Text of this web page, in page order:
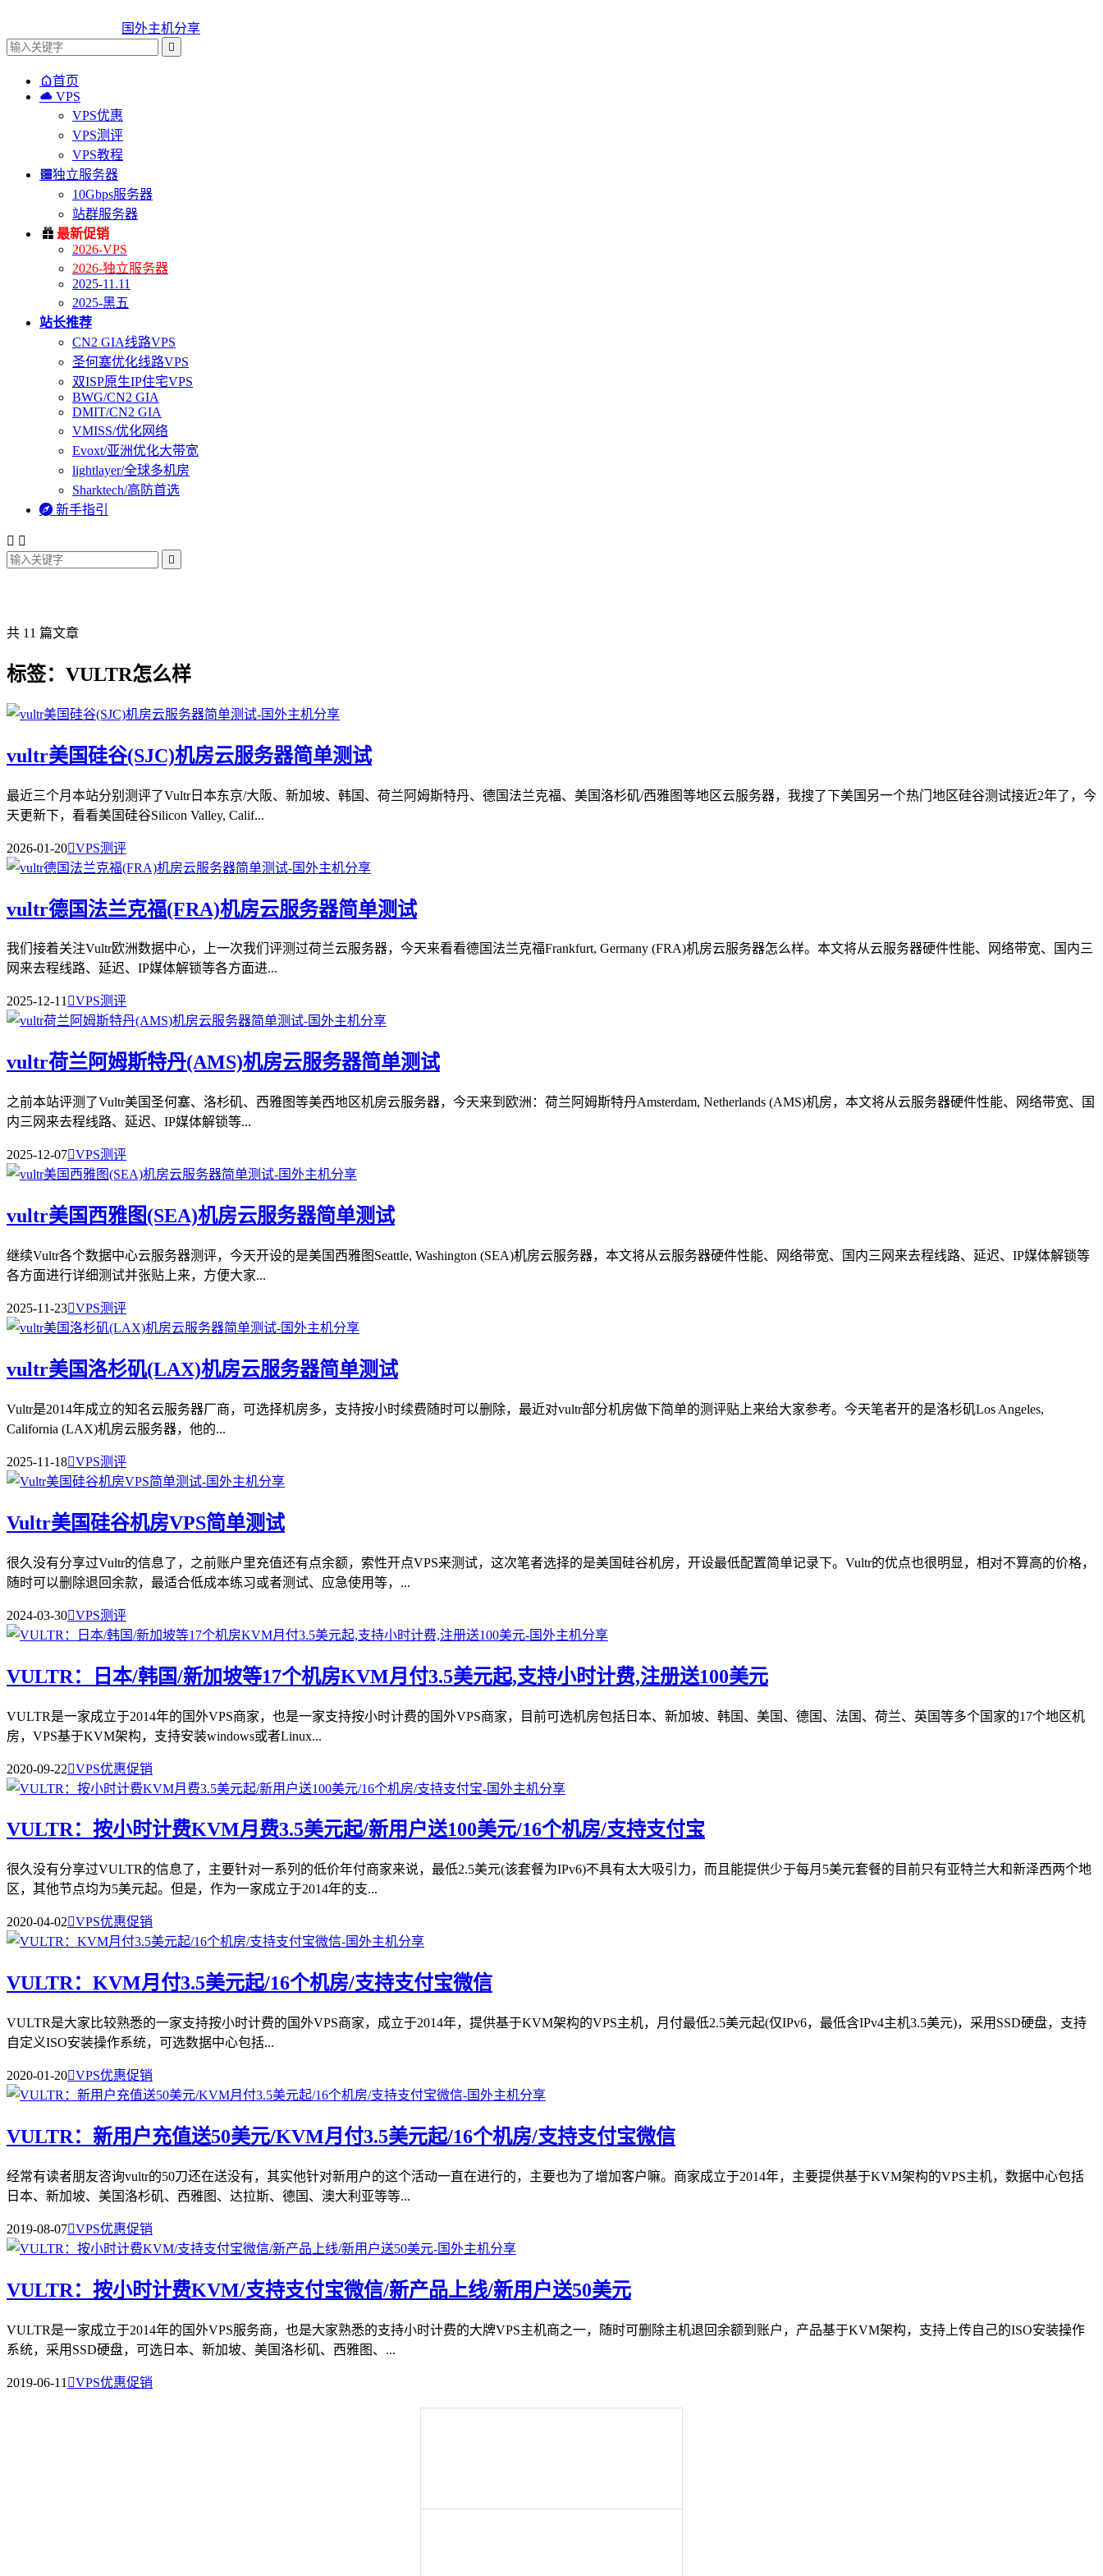
国外主机分享

首页
 VPS
VPS优惠
VPS测评
VPS教程
独立服务器
10Gbps服务器
站群服务器
 最新促销
2026-VPS
2026-独立服务器
2025-11.11
2025-黑五
站长推荐
CN2 GIA线路VPS
圣何塞优化线路VPS
双ISP原生IP住宅VPS
BWG/CN2 GIA
DMIT/CN2 GIA
VMISS/优化网络
Evoxt/亚洲优化大带宽
lightlayer/全球多机房
Sharktech/高防首选
 新手指引
 

共 11 篇文章
标签：VULTR怎么样
vultr美国硅谷(SJC)机房云服务器简单测试
最近三个月本站分别测评了Vultr日本东京/大阪、新加坡、韩国、荷兰阿姆斯特丹、德国法兰克福、美国洛杉矶/西雅图等地区云服务器，我搜了下美国另一个热门地区硅谷测试接近2年了，今
天更新下，看看美国硅谷Silicon Valley, Calif...
2026-01-20VPS测评
vultr德国法兰克福(FRA)机房云服务器简单测试
我们接着关注Vultr欧洲数据中心，上一次我们评测过荷兰云服务器，今天来看看德国法兰克福Frankfurt, Germany (FRA)机房云服务器怎么样。本文将从云服务器硬件性能、网络带宽、国内三
网来去程线路、延迟、IP媒体解锁等各方面进...
2025-12-11VPS测评
vultr荷兰阿姆斯特丹(AMS)机房云服务器简单测试
之前本站评测了Vultr美国圣何塞、洛杉矶、西雅图等美西地区机房云服务器，今天来到欧洲：荷兰阿姆斯特丹Amsterdam, Netherlands (AMS)机房，本文将从云服务器硬件性能、网络带宽、国
内三网来去程线路、延迟、IP媒体解锁等...
2025-12-07VPS测评
vultr美国西雅图(SEA)机房云服务器简单测试
继续Vultr各个数据中心云服务器测评，今天开设的是美国西雅图Seattle, Washington (SEA)机房云服务器，本文将从云服务器硬件性能、网络带宽、国内三网来去程线路、延迟、IP媒体解锁等
各方面进行详细测试并张贴上来，方便大家...
2025-11-23VPS测评
vultr美国洛杉矶(LAX)机房云服务器简单测试
Vultr是2014年成立的知名云服务器厂商，可选择机房多，支持按小时续费随时可以删除，最近对vultr部分机房做下简单的测评贴上来给大家参考。今天笔者开的是洛杉矶Los Angeles,
California (LAX)机房云服务器，他的...
2025-11-18VPS测评
Vultr美国硅谷机房VPS简单测试
很久没有分享过Vultr的信息了，之前账户里充值还有点余额，索性开点VPS来测试，这次笔者选择的是美国硅谷机房，开设最低配置简单记录下。Vultr的优点也很明显，相对不算高的价格，
随时可以删除退回余款，最适合低成本练习或者测试、应急使用等，...
2024-03-30VPS测评
VULTR：日本/韩国/新加坡等17个机房KVM月付3.5美元起,支持小时计费,注册送100美元
VULTR是一家成立于2014年的国外VPS商家，也是一家支持按小时计费的国外VPS商家，目前可选机房包括日本、新加坡、韩国、美国、德国、法国、荷兰、英国等多个国家的17个地区机
房，VPS基于KVM架构，支持安装windows或者Linux...
2020-09-22VPS优惠促销
VULTR：按小时计费KVM月费3.5美元起/新用户送100美元/16个机房/支持支付宝
很久没有分享过VULTR的信息了，主要针对一系列的低价年付商家来说，最低2.5美元(该套餐为IPv6)不具有太大吸引力，而且能提供少于每月5美元套餐的目前只有亚特兰大和新泽西两个地
区，其他节点均为5美元起。但是，作为一家成立于2014年的支...
2020-04-02VPS优惠促销
VULTR：KVM月付3.5美元起/16个机房/支持支付宝微信
VULTR是大家比较熟悉的一家支持按小时计费的国外VPS商家，成立于2014年，提供基于KVM架构的VPS主机，月付最低2.5美元起(仅IPv6，最低含IPv4主机3.5美元)，采用SSD硬盘，支持
自定义ISO安装操作系统，可选数据中心包括...
2020-01-20VPS优惠促销
VULTR：新用户充值送50美元/KVM月付3.5美元起/16个机房/支持支付宝微信
经常有读者朋友咨询vultr的50刀还在送没有，其实他针对新用户的这个活动一直在进行的，主要也为了增加客户嘛。商家成立于2014年，主要提供基于KVM架构的VPS主机，数据中心包括
日本、新加坡、美国洛杉矶、西雅图、达拉斯、德国、澳大利亚等等...
2019-08-07VPS优惠促销
VULTR：按小时计费KVM/支持支付宝微信/新产品上线/新用户送50美元
VULTR是一家成立于2014年的国外VPS服务商，也是大家熟悉的支持小时计费的大牌VPS主机商之一，随时可删除主机退回余额到账户，产品基于KVM架构，支持上传自己的ISO安装操作
系统，采用SSD硬盘，可选日本、新加坡、美国洛杉矶、西雅图、...
2019-06-11 VPS优惠促销